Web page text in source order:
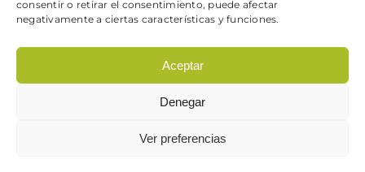
consentir o retirar el consentimiento, puede afectar
negativamente a ciertas características y funciones.
Aceptar
Denegar
Ver preferencias
Condiciones generales de
Política de cookies| Sitio web desarrollado